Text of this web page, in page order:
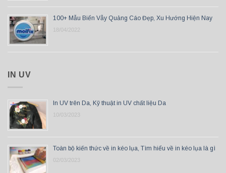
100+ Mẫu Biển Vẫy Quảng Cáo Đẹp, Xu Hướng Hiện Nay
18/04/2022
IN UV
In UV trên Da, Kỹ thuật in UV chất liệu Da
10/03/2023
Toàn bộ kiến thức về in kéo lụa, Tìm hiểu về in kéo lụa là gì
02/03/2023